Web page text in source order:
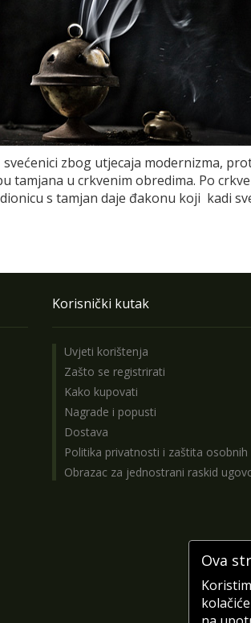
zbog utjecaja modernizma,
tamjana u crkvenim obredima. Po
s tamjan daje đakonu koji kadi
Korisnički kutak
Uvjeti korištenja
Zašto se registrirati
Kako kupovati
Nagrade i popusti
Dostava
Politika privatnosti i zaštita
Obrazac za jednostrani raskid
Ova